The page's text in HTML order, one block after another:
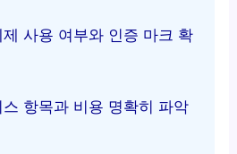
사용 여부와 인증 마크 확
항목과 비용 명확히 파악